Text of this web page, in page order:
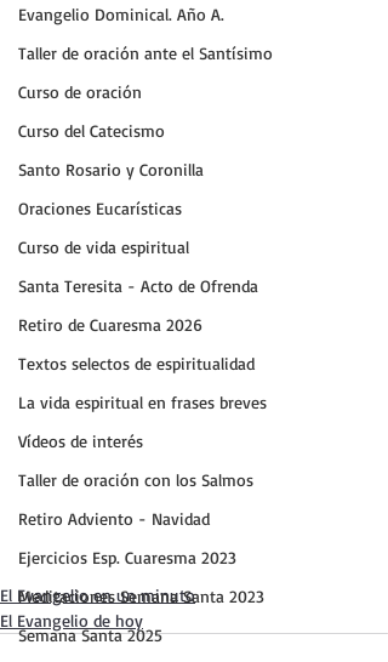
Evangelio Dominical. Año A.
Taller de oración ante el Santísimo
Curso de oración
Curso del Catecismo
Santo Rosario y Coronilla
Oraciones Eucarísticas
Curso de vida espiritual
Santa Teresita - Acto de Ofrenda
Retiro de Cuaresma 2026
Textos selectos de espiritualidad
La vida espiritual en frases breves
Vídeos de interés
Taller de oración con los Salmos
Retiro Adviento - Navidad
Ejercicios Esp. Cuaresma 2023
Meditaciones Semana Santa 2023
Semana Santa 2025
El Evangelio en un minuto
El Evangelio de hoy